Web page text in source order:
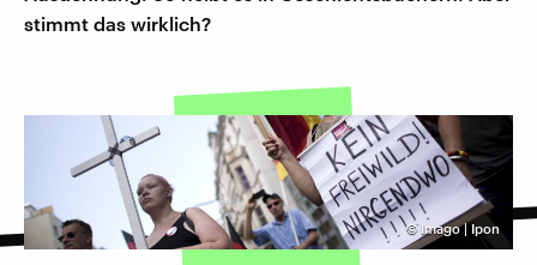
stimmt das wirklich?
©Imago | Ipon